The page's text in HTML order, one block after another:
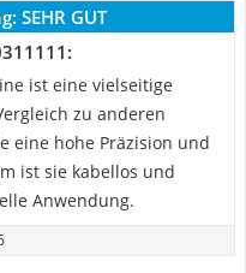
SEHR GUT
ist eine vielseitige
zu anderen
eine hohe Präzision und
ist sie kabellos und
Anwendung.